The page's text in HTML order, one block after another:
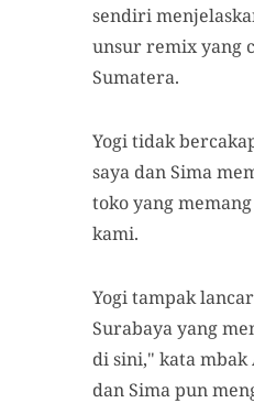
sendiri
unsur remix yang
Sumatera.
Yogi tidak
saya dan Sima
toko yang
kami.
Yogi tampak
Surabaya yang
di sini," kata mbak
dan Sima pun